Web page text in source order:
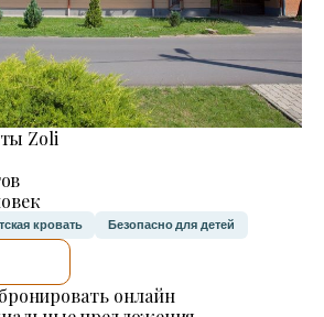
Zoli
кровать Безопасно для детей
онлайн